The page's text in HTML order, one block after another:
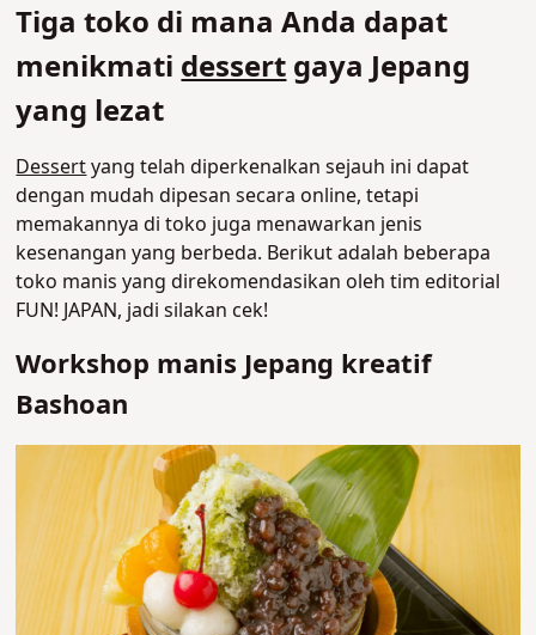
Tiga toko di mana Anda dapat
menikmatidessertgaya Jepang
yang lezat
Dessertyang telah diperkenalkan sejauh ini dapat
dengan mudah dipesan secara online, tetapi
memakannya di toko juga menawarkan jenis
kesenangan yang berbeda. Berikut adalah beberapa
toko manis yang direkomendasikan oleh tim editorial
FUN! JAPAN, jadi silakan cek!
Workshop manis Jepang kreatif
Bashoan